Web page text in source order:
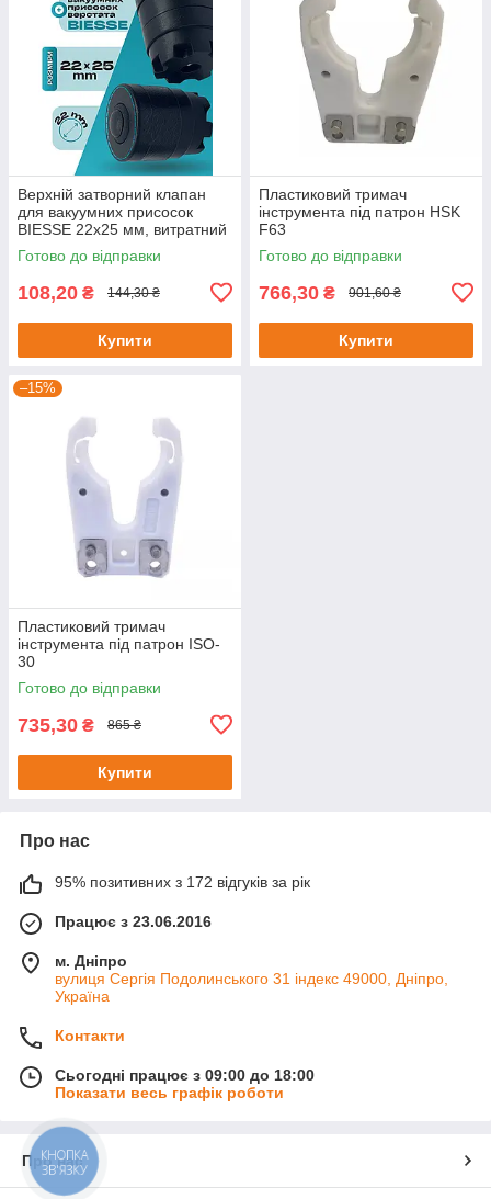
Верхній затворний клапан
для вакуумних присосок
BIESSE 22х25 мм, витратний
матеріал для ЧПК верстатів
Готово до відправки
108,20 ₴ 144,30 ₴
Купити
Пластиковий тримач
інструмента під патрон HSK
F63
Готово до відправки
766,30 ₴ 901,60 ₴
Купити
–15%
Пластиковий тримач
інструмента під патрон ISO-
30
Готово до відправки
735,30 ₴ 865 ₴
Купити
Про нас
95% позитивних з 172 відгуків за рік
Працює з 23.06.2016
м. Дніпро
вулиця Сергія Подолинського 31 індекс 49000, Дніпро,
Україна
Контакти
Сьогодні працює з 09:00 до 18:00
Показати весь графік роботи
Про нас
КНОПКА
ЗВ'ЯЗКУ